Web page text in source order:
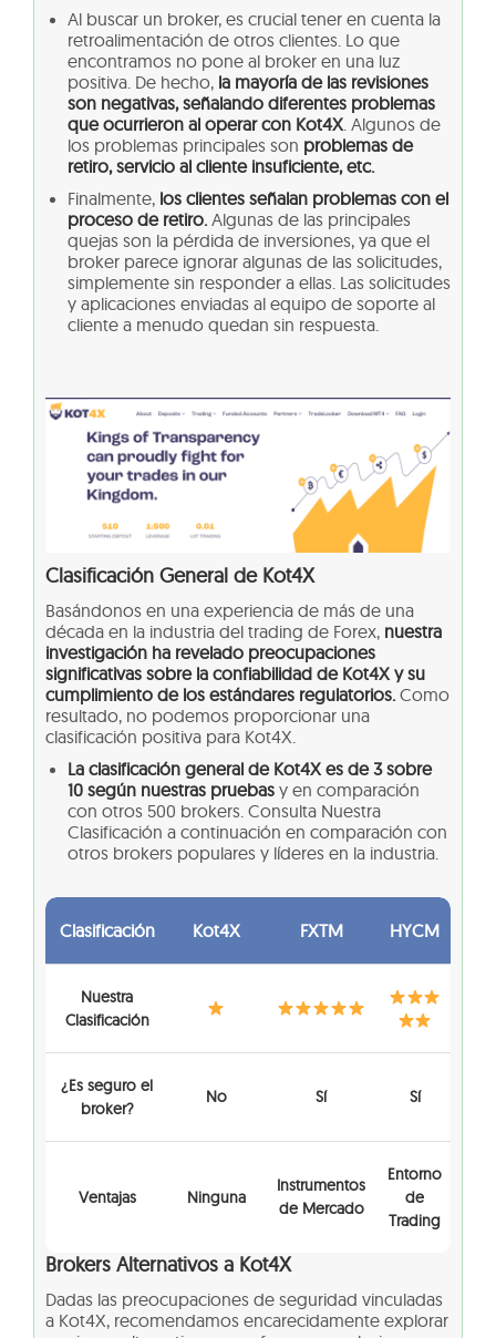
Al buscar un broker, es crucial tener en cuenta la
retroalimentación de otros clientes. Lo que
encontramos no pone al broker en una luz
positiva. De hecho, la mayoría de las revisiones
son negativas, señalando diferentes problemas
que ocurrieron al operar con Kot4X. Algunos de
los problemas principales son problemas de
retiro, servicio al cliente insuficiente, etc.
Finalmente, los clientes señalan problemas con el
proceso de retiro. Algunas de las principales
quejas son la pérdida de inversiones, ya que el
broker parece ignorar algunas de las solicitudes,
simplemente sin responder a ellas. Las solicitudes
y aplicaciones enviadas al equipo de soporte al
cliente a menudo quedan sin respuesta.
Clasificación General de Kot4X
Basándonos en una experiencia de más de una
década en la industria del trading de Forex, nuestra
investigación ha revelado preocupaciones
significativas sobre la confiabilidad de Kot4X y su
cumplimiento de los estándares regulatorios. Como
resultado, no podemos proporcionar una
clasificación positiva para Kot4X.
La clasificación general de Kot4X es de 3 sobre
10 según nuestras pruebas y en comparación
con otros 500 brokers. Consulta Nuestra
Clasificación a continuación en comparación con
otros brokers populares y líderes en la industria.
Clasificación Kot4X FXTM HYCM
Nuestra
Clasificación
¿Es seguro el
broker?
No Sí Sí
Ventajas Ninguna
Instrumentos
de Mercado
Entorno
de
Trading
Brokers Alternativos a Kot4X
Dadas las preocupaciones de seguridad vinculadas
a Kot4X, recomendamos encarecidamente explorar